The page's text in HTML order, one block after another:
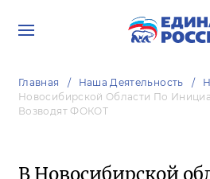
Главная Наша Деятельность
Новосибирской Области По
Возводят ФОКОТ
В Новосибирской